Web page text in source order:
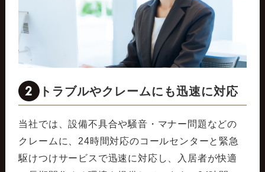
2 トラブルやクレームにも迅速に対応
当社では、設備不具合や騒音・マナー問題などの
クレームに、24時間対応のコールセンターと緊急
駆けつけサービスで迅速に対応し、入居者が快適